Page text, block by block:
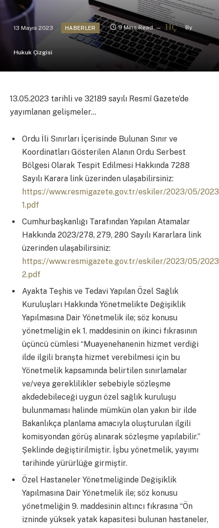
13 Mayıs 2023 HABERLER 9 Mins Read By
Hukuk Çizgisi
13.05.2023 tarihli ve 32189 sayılı Resmî Gazete’de
yayımlanan gelişmeler…
Ordu İli Sınırları İçerisinde Bulunan Sınır ve
Koordinatları Gösterilen Alanın Ordu Serbest
Bölgesi Olarak Tespit Edilmesi Hakkında 7288
Sayılı Karara link üzerinden ulaşabilirsiniz:
https://www.resmigazete.gov.tr/eskiler/2023/05/
1.pdf
Cumhurbaşkanlığı Tarafından Yapılan Atamalar
Hakkında 2023/278, 279, 280 Sayılı Kararlara link
üzerinden ulaşabilirsiniz:
https://www.resmigazete.gov.tr/eskiler/2023/05/
2.pdf
Ayakta Teşhis ve Tedavi Yapılan Özel Sağlık
Kuruluşları Hakkında Yönetmelikte Değişiklik
Yapılmasına Dair Yönetmelik ile; söz konusu
yönetmeliğin ek 1. maddesinin on ikinci fıkrasının
üçüncü cümlesi “Muayenehanenin hizmet verdiği
ilde ilgili branşta hizmet verebilmesi için bu
Yönetmelik kapsamında belirtilen sınırlamalar
ve/veya gereklilikler sebebiyle sözleşme
akdedebileceği uygun özel sağlık kuruluşu
bulunmaması halinde mümkün olan yakın bir ilde
Bakanlıkça planlama amacıyla oluşturulan ilgili
komisyondan görüş alınarak sözleşme yapılabilir.”
Şeklinde değiştirilmiştir. İşbu yönetmelik, yayımı
tarihinde yürürlüğe girmiştir.
Özel Hastaneler Yönetmeliğinde Değişiklik
Yapılmasına Dair Yönetmelik ile; söz konusu
yönetmeliğin 9. maddesinin altıncı fıkrasına “Ön
izninde yüksek yatak kapasitesi bulunan hastaneler,